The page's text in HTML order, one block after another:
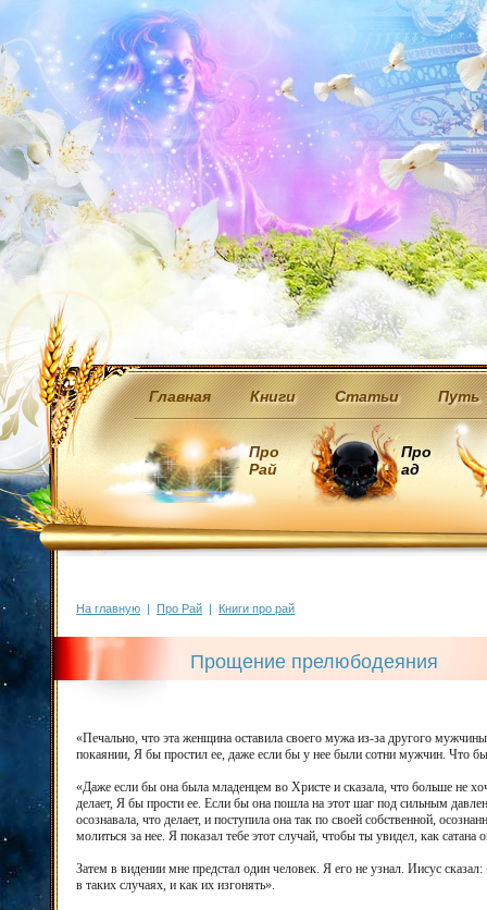
Главная Книги Статьи Путь
Про
Рай
Про
ад
На главную | Про Рай | Книги про рай
Прощение прелюбодеяния
«Печально, что эта женщина оставила своего мужа из-за другого
покаянии, Я бы простил ее, даже если бы у нее были сотни мужчин. Что
«Даже если бы она была младенцем во Христе и сказала, что больше не
делает, Я бы прости ее. Если бы она пошла на этот шаг под сильным
осознавала, что делает, и поступила она так по своей собственной,
молиться за нее. Я показал тебе этот случай, чтобы ты увидел, как
Затем в видении мне предстал один человек. Я его не узнал. Иисус
в таких случаях, и как их изгонять».